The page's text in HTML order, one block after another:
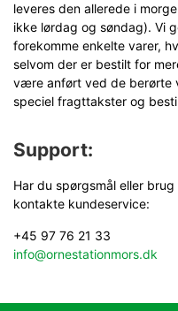
leveres den allerede i
ikke lørdag og søndag). Vi
forekomme enkelte varer,
selvom der er bestilt for
være anført ved de berørte
speciel fragttakster og
Support:
Har du spørgsmål eller
kontakte kundeservice:
+45 97 76 21 33
info@ornestationmors.dk